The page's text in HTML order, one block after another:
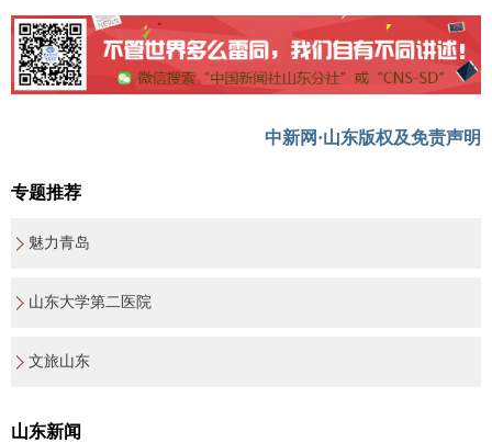
中新网·山东版权及免责声明
专题推荐
魅力青岛
山东大学第二医院
文旅山东
山东新闻